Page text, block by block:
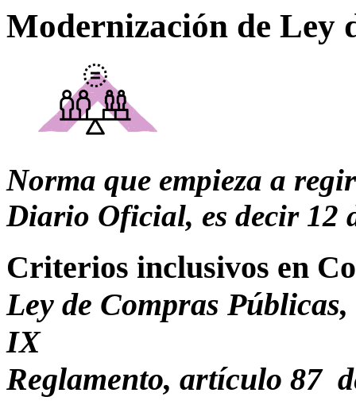
Modernización de Ley
Norma que empieza a
Diario Oficial, es decir 12
Criterios inclusivos en
Ley de Compras
IX
Reglamento, artículo 87